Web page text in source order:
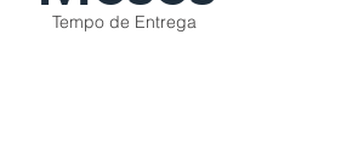
Tempo de Entrega